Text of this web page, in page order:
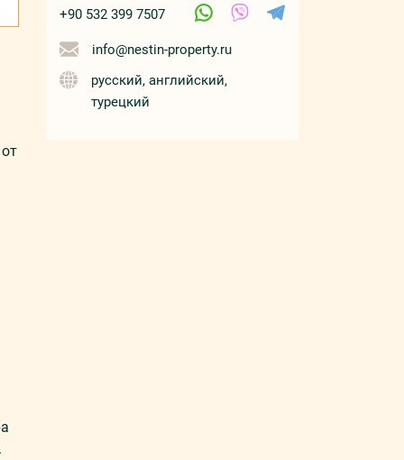
+90 532 399 7507
info@nestin-property.ru
русский, английский,
турецкий